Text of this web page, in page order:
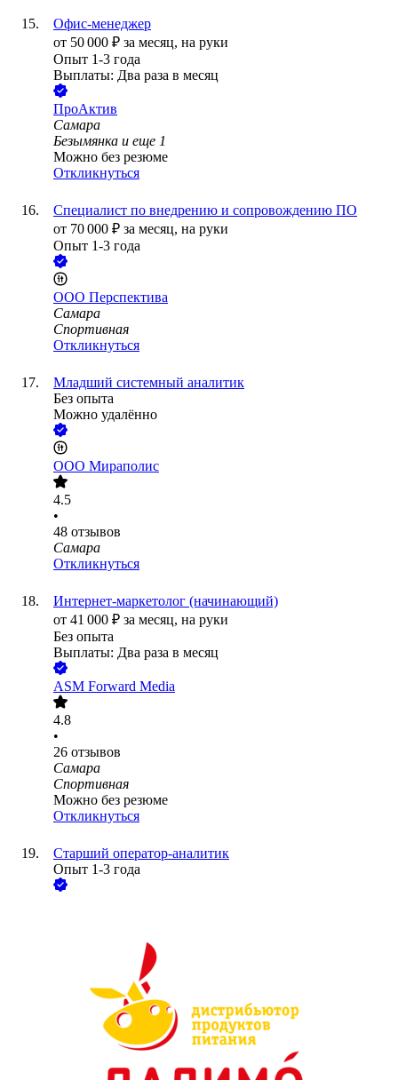
Офис-менеджер
от 50 000 ₽ за месяц, на руки
Опыт 1-3 года
Выплаты: Два раза в месяц
ПроАктив
Самара
Безымянка и еще 1
Можно без резюме
Откликнуться
Специалист по внедрению и сопровождению ПО
от 70 000 ₽ за месяц, на руки
Опыт 1-3 года
ООО Перспектива
Самара
Спортивная
Откликнуться
Младший системный аналитик
Без опыта
Можно удалённо
ООО Мираполис
4.5
•
48 отзывов
Самара
Откликнуться
Интернет-маркетолог (начинающий)
от 41 000 ₽ за месяц, на руки
Без опыта
Выплаты: Два раза в месяц
ASM Forward Media
4.8
•
26 отзывов
Самара
Спортивная
Можно без резюме
Откликнуться
Старший оператор-аналитик
Опыт 1-3 года